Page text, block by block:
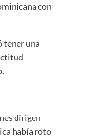
con
tener una
dirigen
había roto